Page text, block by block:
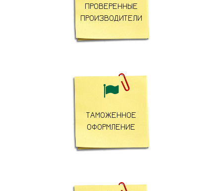
ПРОВЕРЕННЫЕ
ПРОИЗВОДИТЕЛИ

ТАМОЖЕННОЕ
ОФОРМЛЕНИЕ